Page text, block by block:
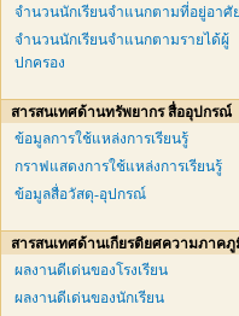
จำนวนนักเรียนจำแนกตามที่อยู่อาศัย
จำนวนนักเรียนจำแนกตามรายได้ผู้
ปกครอง
สารสนเทศด้านทรัพยากร สื่ออุปกรณ์
ข้อมูลการใช้แหล่งการเรียนรู้
กราฟแสดงการใช้แหล่งการเรียนรู้
ข้อมูลสื่อวัสดุ-อุปกรณ์
สารสนเทศด้านเกียรติยศความภาคภู
ผลงานดีเด่นของโรงเรียน
ผลงานดีเด่นของนักเรียน